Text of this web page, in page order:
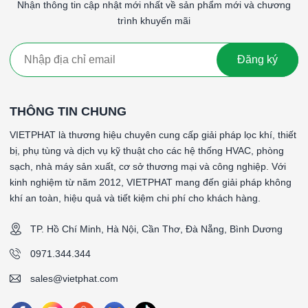
DA-31-153-1
1/8-15 psig, 1 psig min.
DA-31-153-2
Công tắc áp suất, ống Bourdon bằng
30-0″ Hg Vac, 2″ Hg min.
DA-31-153-27
DA-31-153-3
Công tắc áp suất, ống Bourdon bằng
10″ Hg Vac-12 psig, 1 psig min.
Công tắc áp suất, ống Bourdon bằng
1/8-20 psig, 1 psig min.
Nhận thông tin cập nhật mới nhất về sản phẩm mới và chương
trình khuyến mãi
Đăng ký
THÔNG TIN CHUNG
VIETPHAT là thương hiệu chuyên cung cấp giải pháp lọc khí, thiết
bị, phụ tùng và dịch vụ kỹ thuật cho các hệ thống HVAC, phòng
sạch, nhà máy sản xuất, cơ sở thương mại và công nghiệp. Với
kinh nghiệm từ năm 2012, VIETPHAT mang đến giải pháp không
khí an toàn, hiệu quả và tiết kiệm chi phí cho khách hàng.
TP. Hồ Chí Minh, Hà Nội, Cần Thơ, Đà Nẵng, Bình Dương
0971.344.344
sales@vietphat.com